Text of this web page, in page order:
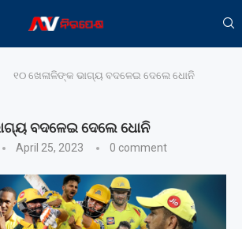
୧୦ ଖେଳାଳିଙ୍କ ଭାଗ୍ୟ ବଦଳେଇ ଦେଲେ ଧୋନି
ବଦଳେଇ ଦେଲେ ଧୋନି
April 25, 2023 0 comment